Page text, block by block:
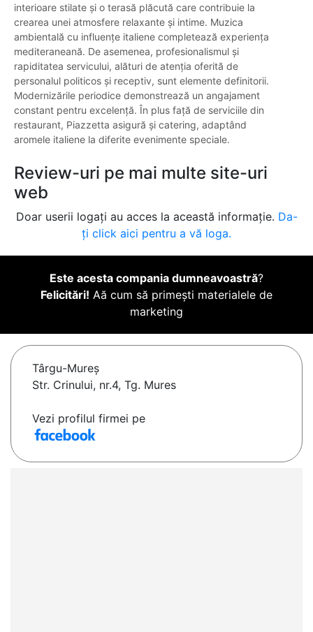
interioare stilate și o terasă plăcută care contribuie la
crearea unei atmosfere relaxante și intime. Muzica
ambientală cu influențe italiene completează experiența
mediteraneană. De asemenea, profesionalismul și
rapiditatea servicului, alături de atenția oferită de
personalul politicos și receptiv, sunt elemente definitorii.
Modernizările periodice demonstrează un angajament
constant pentru excelență. În plus față de serviciile din
restaurant, Piazzetta asigură și catering, adaptând
aromele italiene la diferite evenimente speciale.
Review-uri pe mai multe site-uri
web
Doar userii logați au acces la această informație. Da-
ți click aici pentru a vă loga.
Este acesta compania dumneavoastră?
Felicitări! Aă cum să primești materialele de
marketing
Târgu-Mureş
Str. Crinului, nr.4, Tg. Mures
Vezi profilul firmei pe